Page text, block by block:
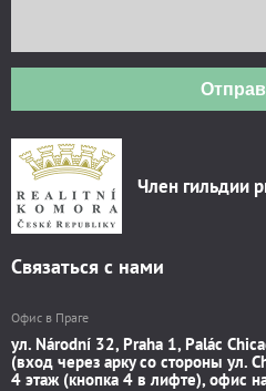
Член гильдии
Связаться с нами
Офис в Праге
ул. Národní 32, Praha 1, Palác
(вход через арку со стороны ул.
4 этаж (кнопка 4 в лифте), офис